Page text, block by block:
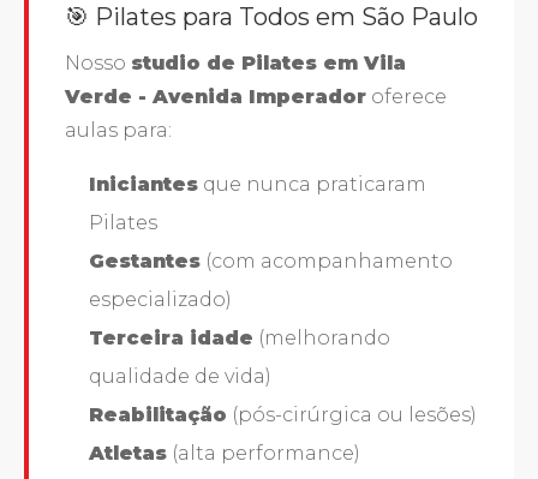
🎯 Pilates para Todos em São Paulo
Nosso studio de Pilates em Vila
Verde - Avenida Imperador oferece
aulas para:
Iniciantes que nunca praticaram
Pilates
Gestantes (com acompanhamento
especializado)
Terceira idade (melhorando
qualidade de vida)
Reabilitação (pós-cirúrgica ou lesões)
Atletas (alta performance)